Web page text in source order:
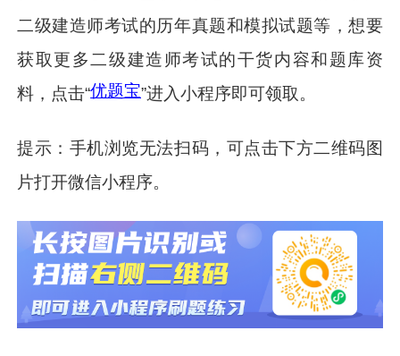
二级建造师考试的历年真题和模拟试题等，想要
获取更多二级建造师考试的干货内容和题库资
料，点击“优题宝”进入小程序即可领取。
提示：手机浏览无法扫码，可点击下方二维码图
片打开微信小程序。